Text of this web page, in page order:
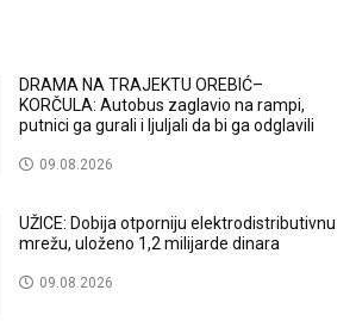
DRAMA NA TRAJEKTU OREBIĆ–
KORČULA: Autobus zaglavio na rampi,
putnici ga gurali i ljuljali da bi ga odglavili
09.08.2026
UŽICE: Dobija otporniju elektrodistributivnu
mrežu, uloženo 1,2 milijarde dinara
09.08.2026